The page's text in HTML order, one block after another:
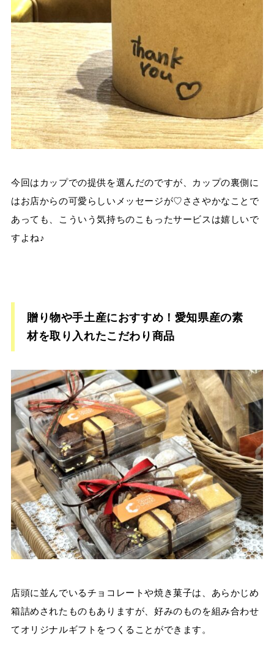
今回はカップでの提供を選んだのですが、カップの裏側に
はお店からの可愛らしいメッセージが♡ささやかなことで
あっても、こういう気持ちのこもったサービスは嬉しいで
すよね♪
贈り物や手土産におすすめ！愛知県産の素
材を取り入れたこだわり商品
店頭に並んでいるチョコレートや焼き菓子は、あらかじめ
箱詰めされたものもありますが、好みのものを組み合わせ
てオリジナルギフトをつくることができます。